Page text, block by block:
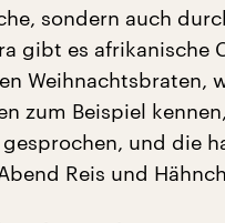
sondern auch
gibt es afrikanische
Weihnachtsbraten,
zum Beispiel
gesprochen, und die
Reis und